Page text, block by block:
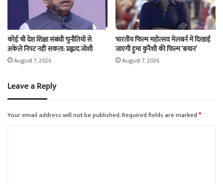
कोई भी देश शिक्षा संबंधी चुनौतियों से
अकेले निपट नहीं सकता: प्रह्लाद जोशी
August 7, 2026
भारतीय फिल्म महोत्सव मेलबर्न में दिखाई
जाएगी हुमा कुरैशी की फिल्म ‘बयान’
August 7, 2026
Leave a Reply
Your email address will not be published.Required fields are marked*